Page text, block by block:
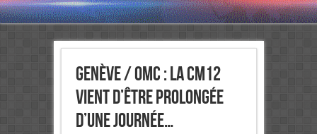
Genève / OMC : La CM12
vient d’être prolongée
d’une journée…